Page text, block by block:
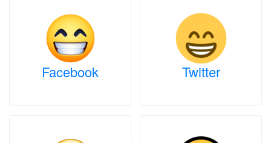
Facebook Twitter